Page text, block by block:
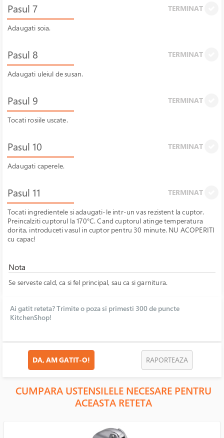
Pasul 7 TERMINAT
Adaugati soia.
Pasul 8 TERMINAT
Adaugati uleiul de susan.
Pasul 9 TERMINAT
Tocati rosiile uscate.
Pasul 10 TERMINAT
Adaugati caperele.
Pasul 11 TERMINAT
Tocati ingredientele si adaugati-le intr-un vas rezistent la cuptor.
Preincalziti cuptorul la 170°C. Cand cuptorul atinge temperatura
dorita, introduceti vasul in cuptor pentru 30 minute. NU ACOPERITI
cu capac!
Nota
Se serveste cald, ca si fel principal, sau ca si garnitura.
Ai gatit reteta? Trimite o poza si primesti 300 de puncte
KitchenShop!
DA, AM GATIT-O! RAPORTEAZA
CUMPARA USTENSILELE NECESARE PENTRU
ACEASTA RETETA